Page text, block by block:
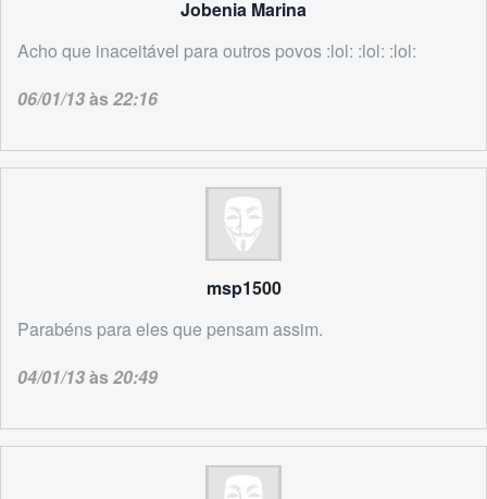
Jobenia Marina
Acho que inaceitável para outros povos :lol: :lol: :lol:
06/01/13às22:16
msp1500
Parabéns para eles que pensam assim.
04/01/13às20:49